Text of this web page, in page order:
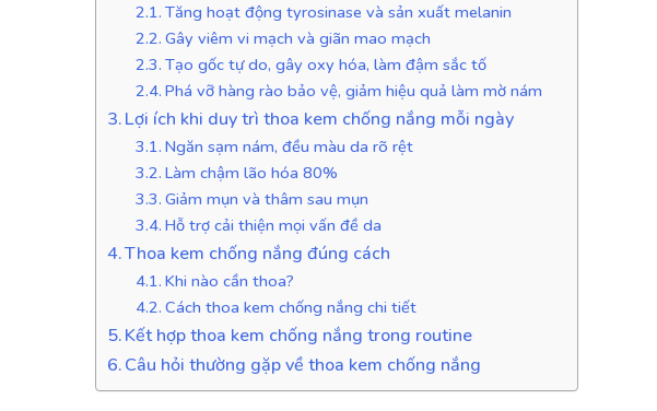
Tăng hoạt động tyrosinase và sản xuất melanin
Gây viêm vi mạch và giãn mao mạch
Tạo gốc tự do, gây oxy hóa, làm đậm sắc tố
Phá vỡ hàng rào bảo vệ, giảm hiệu quả làm mờ nám
Lợi ích khi duy trì thoa kem chống nắng mỗi ngày
Ngăn sạm nám, đều màu da rõ rệt
Làm chậm lão hóa 80%
Giảm mụn và thâm sau mụn
Hỗ trợ cải thiện mọi vấn đề da
Thoa kem chống nắng đúng cách
Khi nào cần thoa?
Cách thoa kem chống nắng chi tiết
Kết hợp thoa kem chống nắng trong routine
Câu hỏi thường gặp về thoa kem chống nắng